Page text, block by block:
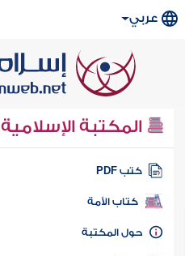
عربي
المكتبة الإسلامية
كتب PDF
كتاب الأمة